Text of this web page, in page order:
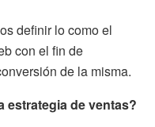
definir lo como el
con el fin de
de la misma.
estrategia de ventas?